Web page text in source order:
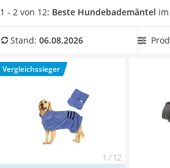
Zeckenschutz Katze
Philips-Sonicare-Zahnbürste
Mineralfutter Pferd
Massagegerät
welcher Stoff sich für Ihren Hund am
Überzeugt hat uns hier im August
Eigenschaften.
1 - 2 von 12: Beste Hundebademäntel
Stand: 06.08.2026
Vergleichssieger
1 / 12